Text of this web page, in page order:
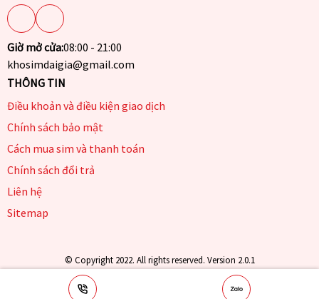
Giờ mở cửa:08:00 - 21:00
khosimdaigia@gmail.com
THÔNG TIN
Điều khoản và điều kiện giao dịch
Chính sách bảo mật
Cách mua sim và thanh toán
Chính sách đổi trả
Liên hệ
Sitemap
© Copyright 2022. All rights reserved. Version 2.0.1